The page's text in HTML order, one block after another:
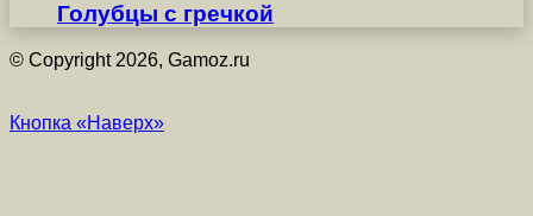
Голубцы с гречкой
© Copyright 2026, Gamoz.ru
Кнопка «Наверх»